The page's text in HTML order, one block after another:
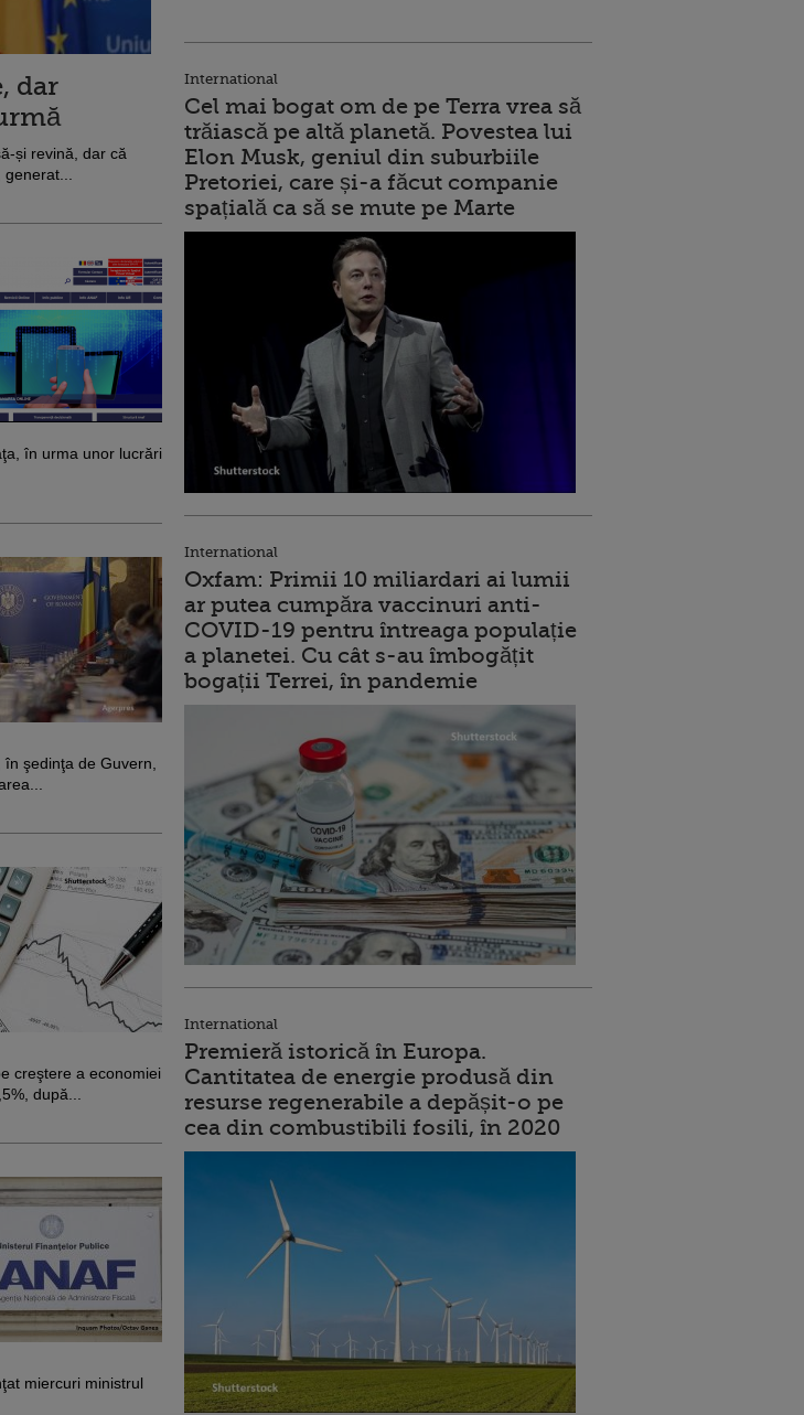
dar
și revină, dar că
în urma unor lucrări
şedinţa de Guvern,
creştere a economiei
după...
miercuri ministrul
International
Cel mai bogat om de pe Terra vrea să
trăiască pe altă planetă. Povestea lui
Elon Musk, geniul din suburbiile
Pretoriei, care și-a făcut companie
spațială ca să se mute pe Marte
International
Oxfam: Primii 10 miliardari ai lumii
ar putea cumpăra vaccinuri anti-
COVID-19 pentru întreaga populație
a planetei. Cu cât s-au îmbogățit
bogații Terrei, în pandemie
International
Premieră istorică în Europa.
Cantitatea de energie produsă din
resurse regenerabile a depășit-o pe
cea din combustibili fosili, în 2020